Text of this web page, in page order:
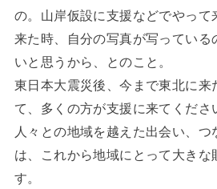
の。山岸仮設に支援などでやって
来た時、自分の写真が写っている
いと思うから、とのこと。
東日本大震災後、今まで東北に来
て、多くの方が支援に来てくださ
人々との地域を越えた出会い、つ
は、これから地域にとって大きな
す。